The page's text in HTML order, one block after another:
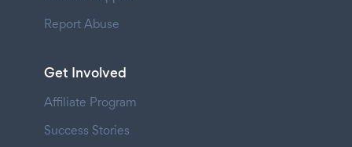
Report Abuse
Get Involved
Affiliate Program
Success Stories